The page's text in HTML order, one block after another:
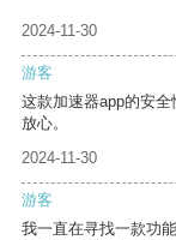
2024-11-30
游客
这款加速器app的安
放心。
2024-11-30
游客
我一直在寻找一款功